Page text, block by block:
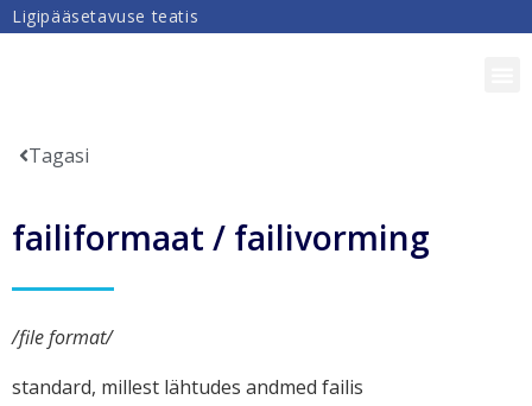
Ligipääsetavuse teatis
Tagasi
failiformaat / failivorming
/file format/
standard, millest lähtudes andmed failis